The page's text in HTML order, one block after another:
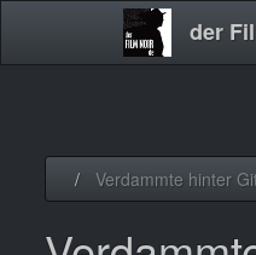
der
Main
Verdammte hinter